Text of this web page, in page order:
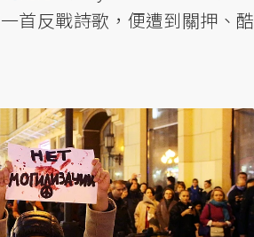
首反戰詩歌，便遭到關押、酷